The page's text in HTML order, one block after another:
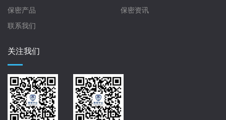
保密产品
保密资讯
联系我们
关注我们